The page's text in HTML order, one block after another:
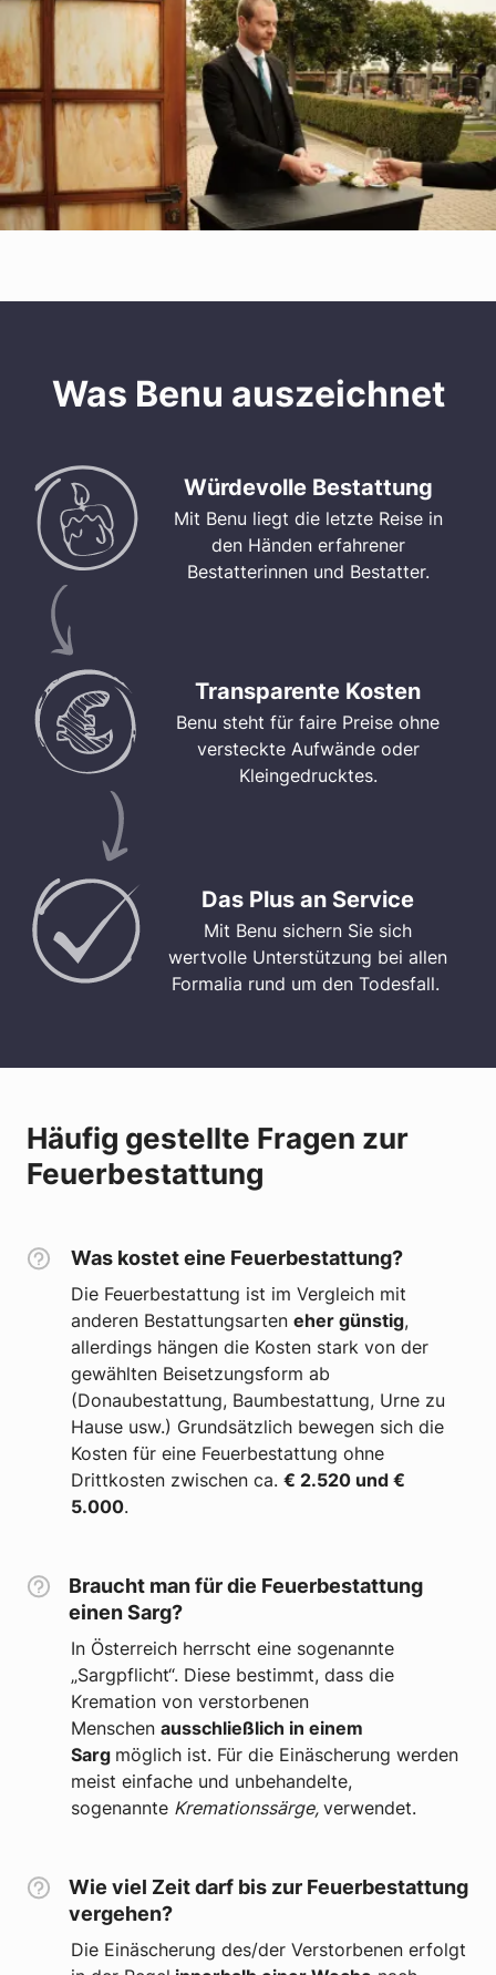
Was Benu auszeichnet
Würdevolle Bestattung
Mit Benu liegt die letzte Reise in
den Händen erfahrener
Bestatterinnen und Bestatter.
Transparente Kosten
Benu steht für faire Preise ohne
versteckte Aufwände oder
Kleingedrucktes.
Das Plus an Service
Mit Benu sichern Sie sich
wertvolle Unterstützung bei allen
Formalia rund um den Todesfall.
Häufig gestellte Fragen zur
Feuerbestattung
Was kostet eine Feuerbestattung?
Die Feuerbestattung ist im Vergleich mit
anderen Bestattungsarten eher günstig,
allerdings hängen die Kosten stark von der
gewählten Beisetzungsform ab
(Donaubestattung, Baumbestattung, Urne zu
Hause usw.) Grundsätzlich bewegen sich die
Kosten für eine Feuerbestattung ohne
Drittkosten zwischen ca. € 2.520 und €
5.000.
Braucht man für die Feuerbestattung
einen Sarg?
In Österreich herrscht eine sogenannte
„Sargpflicht“. Diese bestimmt, dass die
Kremation von verstorbenen
Menschen ausschließlich in einem
Sarg möglich ist. Für die Einäscherung werden
meist einfache und unbehandelte,
sogenannte Kremationssärge, verwendet.
Wie viel Zeit darf bis zur Feuerbestattung
vergehen?
Die Einäscherung des/der Verstorbenen erfolgt